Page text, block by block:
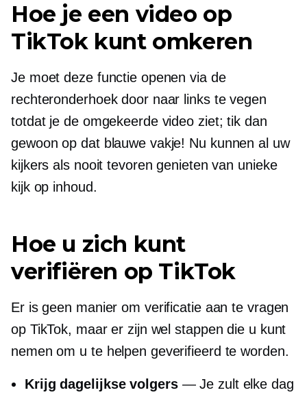
Hoe je een video op
TikTok kunt omkeren
Je moet deze functie openen via de
rechteronderhoek door naar links te vegen
totdat je de omgekeerde video ziet; tik dan
gewoon op dat blauwe vakje! Nu kunnen al uw
kijkers als nooit tevoren genieten van unieke
kijk op inhoud.
Hoe u zich kunt
verifiëren op TikTok
Er is geen manier om verificatie aan te vragen
op TikTok, maar er zijn wel stappen die u kunt
nemen om u te helpen geverifieerd te worden.
Krijg dagelijkse volgers— Je zult elke dag